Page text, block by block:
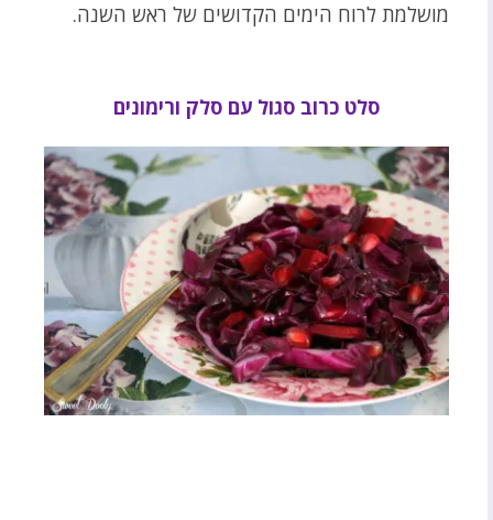
מושלמת לרוח הימים הקדושים של ראש השנה.
סלט כרוב סגול עם סלק ורימונים